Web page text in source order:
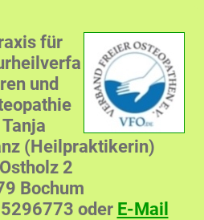
für
und
Tanja
(Heilpraktikerin)
2
Bochum
oder E-Mail